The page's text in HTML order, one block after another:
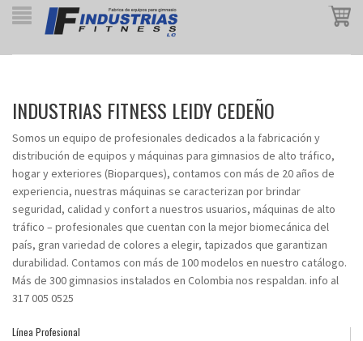
INDUSTRIAS FITNESS LEIDY CEDEÑO
Somos un equipo de profesionales dedicados a la fabricación y
distribución de equipos y máquinas para gimnasios de alto tráfico,
hogar y exteriores (Bioparques), contamos con más de 20 años de
experiencia, nuestras máquinas se caracterizan por brindar
seguridad, calidad y confort a nuestros usuarios, máquinas de alto
tráfico – profesionales que cuentan con la mejor biomecánica del
país, gran variedad de colores a elegir, tapizados que garantizan
durabilidad. Contamos con más de 100 modelos en nuestro catálogo.
Más de 300 gimnasios instalados en Colombia nos respaldan. info al
317 005 0525
Línea Profesional